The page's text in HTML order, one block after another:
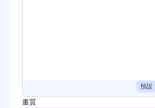
預設
畫質